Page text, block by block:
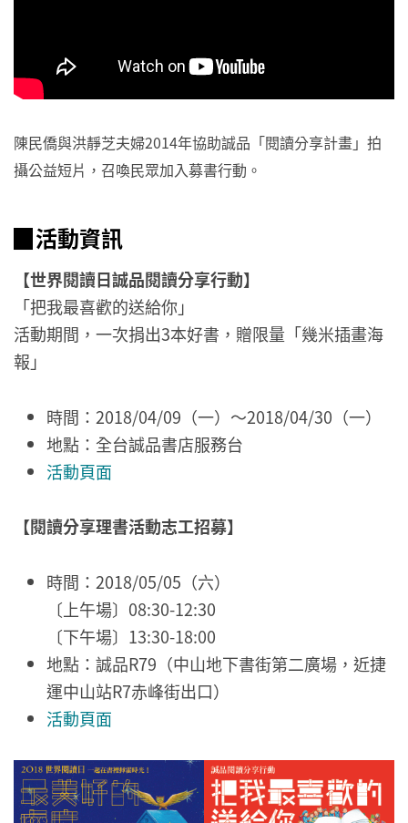
陳民僑與洪靜芝夫婦2014年協助誠品「閱讀分享計畫」拍
攝公益短片，召喚民眾加入募書行動。
▉活動資訊
【世界閱讀日誠品閱讀分享行動】
「把我最喜歡的送給你」
活動期間，一次捐出3本好書，贈限量「幾米插畫海
報」
時間：2018/04/09（一）～2018/04/30（一）
地點：全台誠品書店服務台
活動頁面
【閱讀分享理書活動志工招募】
時間：2018/05/05（六）
〔上午場〕08:30-12:30
〔下午場〕13:30-18:00
地點：誠品R79（中山地下書街第二廣場，近捷
運中山站R7赤峰街出口）
活動頁面